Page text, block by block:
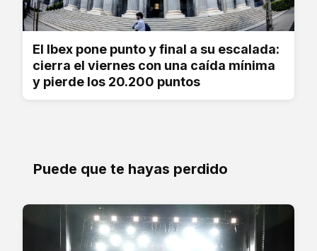
El Ibex pone punto y final a su escalada:
cierra el viernes con una caída mínima
y pierde los 20.200 puntos
Puede que te hayas perdido